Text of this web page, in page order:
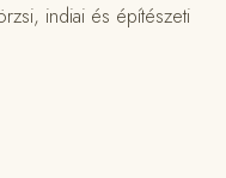
indiai és építészeti